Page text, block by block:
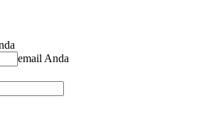
email Anda